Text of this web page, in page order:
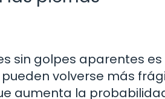
sin golpes aparentes es
volverse más
aumenta la